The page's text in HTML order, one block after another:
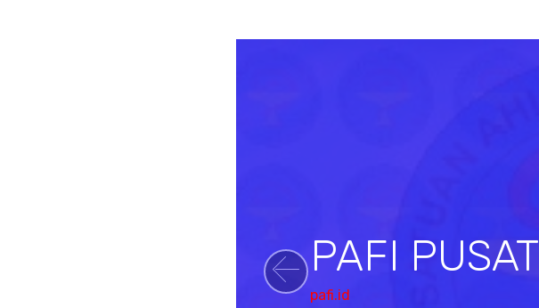
PAFI PUSAT
pafi.id